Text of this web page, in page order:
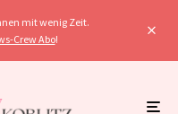
mit wenig Zeit.
Crew Abo!